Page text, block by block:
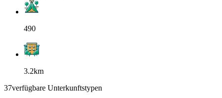
490
3.2km
37verfügbare Unterkunftstypen